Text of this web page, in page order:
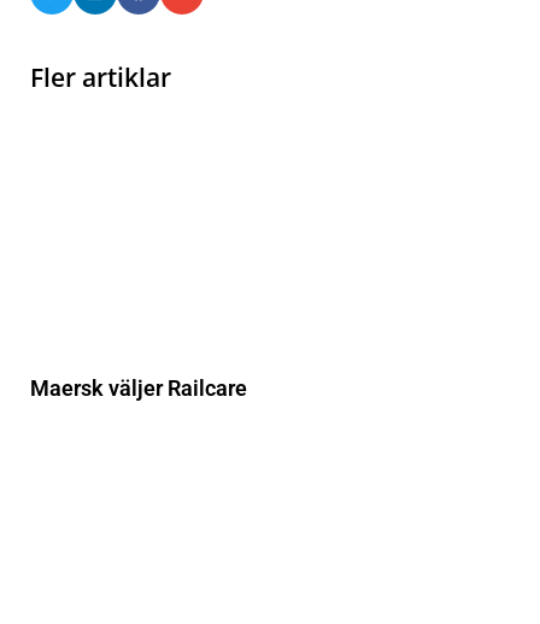
Fler artiklar
Maersk väljer Railcare